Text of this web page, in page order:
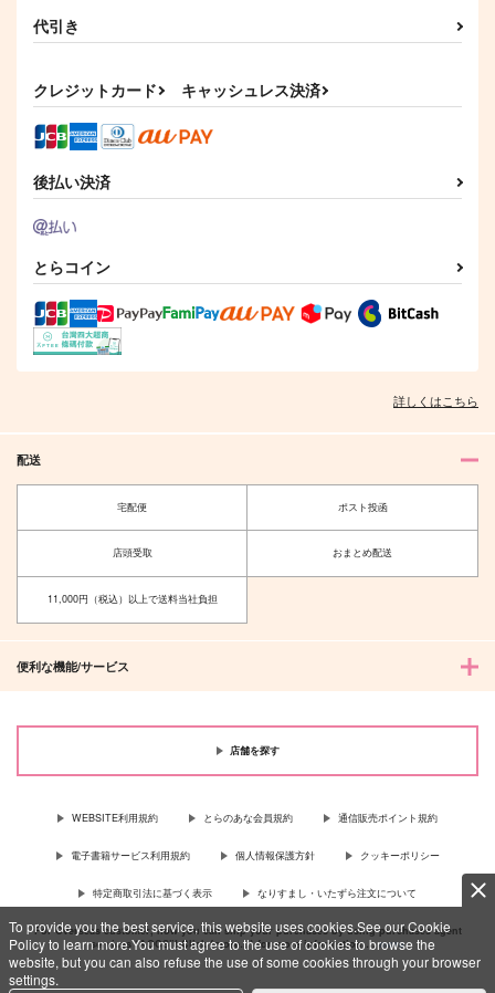
To provide you the best service, this website uses cookies.See our Cookie
Policy to learn more.You must agree to the use of cookies to browse the
website, but you can also refuse the use of some cookies through your browser
settings.
代引き
クレジットカード キャッシュレス決済
後払い決済
とらコイン
詳しくはこちら
配送
宅配便 ポスト投函
店頭受取 おまとめ配送
11,000円（税込）以上で送料当社負担
便利な機能/サービス
店舗を探す
WEBSITE利用規約 とらのあな会員規約 通信販売ポイント規約
電子書籍サービス利用規約 個人情報保護方針 クッキーポリシー
特定商取引法に基づく表示 なりすまし・いたずら注文について
For Overseas customer, now you can ship your purchases by using purchases agent
services “AOCS”! Click {more…} for more information …more